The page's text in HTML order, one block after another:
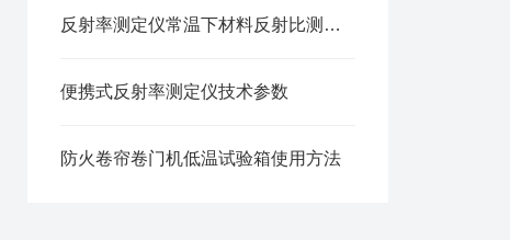
反射率测定仪常温下材料反射比测定校准方法
便携式反射率测定仪技术参数
防火卷帘卷门机低温试验箱使用方法